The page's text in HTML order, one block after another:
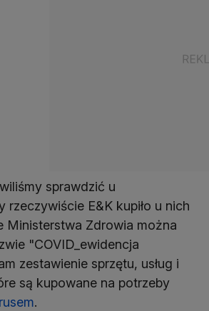
sprawdzić u
rzeczywiście E&K kupiło u nich
Ministerstwa Zdrowia można
"COVID_ewidencja
zestawienie sprzętu, usług i
są kupowane na potrzeby
.